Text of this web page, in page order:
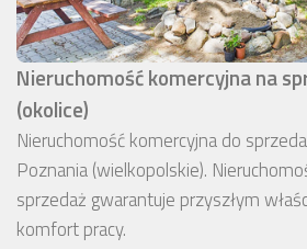
Nieruchomość komercyjna na
(okolice)
Nieruchomość komercyjna do
Poznania (wielkopolskie).
sprzedaż gwarantuje przyszłym
komfort pracy.